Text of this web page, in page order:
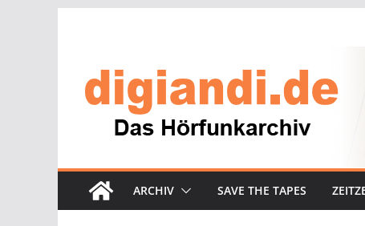
ARCHIV SAVE THE TAPES